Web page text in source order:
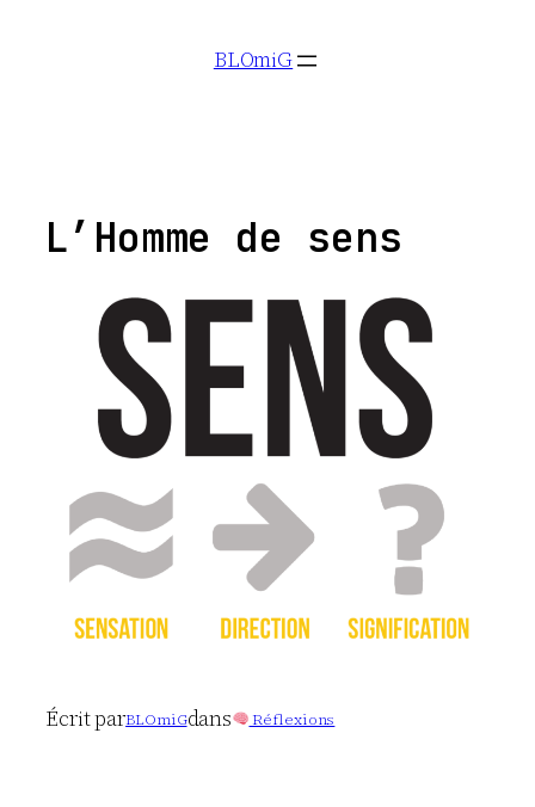
BLOmiG
L’Homme de sens
Écrit parBLOmiGdans Réflexions